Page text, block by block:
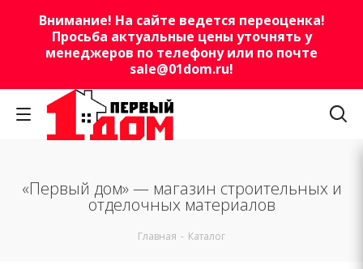
Внимание! На сайте ведется переоценка!
Просьба актуальные цены уточнять у
менеджеров по телефону или по почте
sale@01dom.ru!
«Первый дом» — магазин строительных и
отделочных материалов
Главная - Каталог